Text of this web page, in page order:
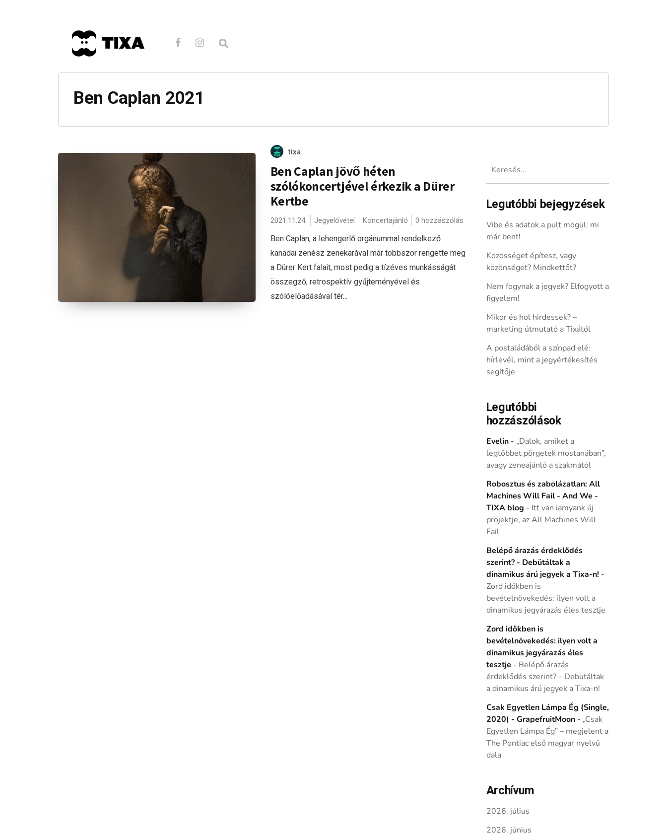
Ben Caplan 2021
tixa
Ben Caplan jövő héten
szólókoncertjével érkezik a Dürer
Kertbe
2021.11.24. Jegyelővétel Koncertajánló 0 hozzászólás
Ben Caplan, a lehengerlő orgánummal rendelkező
kanadai zenész zenekarával már többször rengette meg
a Dürer Kert falait, most pedig a tízéves munkásságát
összegző, retrospektív gyűjteményével és
szólóelőadásával tér...
Legutóbbi bejegyzések
Vibe és adatok a pult mögül: mi
már bent!
Közösséget építesz, vagy
közönséget? Mindkettőt?
Nem fogynak a jegyek? Elfogyott a
figyelem!
Mikor és hol hirdessek? –
marketing útmutató a Tixától
A postaládából a színpad elé:
hírlevél, mint a jegyértékesítés
segítője
Legutóbbi
hozzászólások
Evelin- „Dalok, amiket a
legtöbbet pörgetek mostanában”,
avagy zeneajánló a szakmától
Robosztus és zabolázatlan: All
Machines Will Fail - And We -
TIXA blog - Itt van iamyank új
projektje, az All Machines Will
Fail
Belépő árazás érdeklődés
szerint? - Debütáltak a
dinamikus árú jegyek a Tixa-n! -
Zord időkben is
bevételnövekedés: ilyen volt a
dinamikus jegyárazás éles tesztje
Zord időkben is
bevételnövekedés: ilyen volt a
dinamikus jegyárazás éles
tesztje - Belépő árazás
érdeklődés szerint? – Debütáltak
a dinamikus árú jegyek a Tixa-n!
Csak Egyetlen Lámpa Ég (Single,
2020) - GrapefruitMoon- „Csak
Egyetlen Lámpa Ég” – megjelent a
The Pontiac első magyar nyelvű
dala
Archívum
2026. július
2026. június